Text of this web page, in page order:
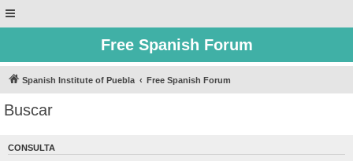
Free Spanish Forum
Spanish Institute of Puebla Free Spanish Forum
Buscar
CONSULTA